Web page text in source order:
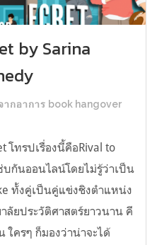
by Sarina
กอาการ book hangover
โทรปเรื่องนี้คือRival to
กันออนไลน์โดยไม่รู้ว่าเป็น
ทั้งคู่เป็นคู่แข่งชิงตำแหน่ง
ลัยประวัติศาสตร์ยาวนาน คี
ใครๆ ก็มองว่าน่าจะได้